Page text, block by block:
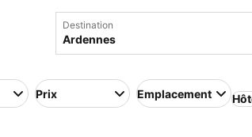
Destination
Prix Emplacement